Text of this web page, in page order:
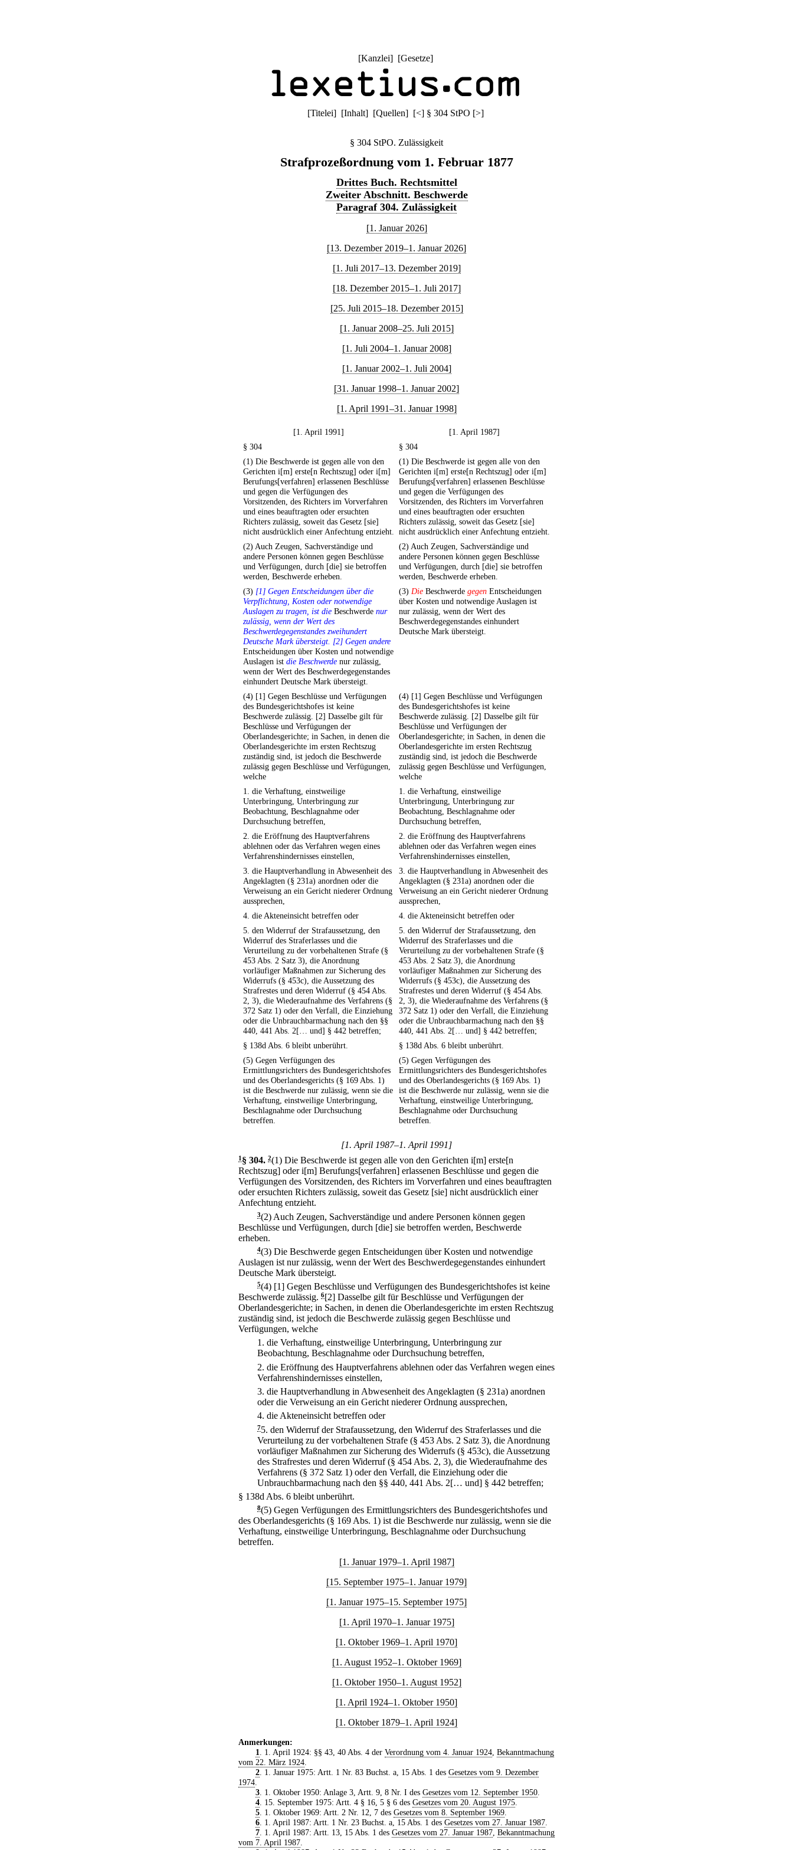
[Kanzlei] [Gesetze]
[Titelei] [Inhalt] [Quellen] [<] § 304 StPO [>]
§ 304 StPO. Zulässigkeit
Strafprozeßordnung vom 1. Februar 1877
Drittes Buch. Rechtsmittel
Zweiter Abschnitt. Beschwerde
Paragraf 304. Zulässigkeit
[1. Januar 2026]
[13. Dezember 2019–1. Januar 2026]
[1. Juli 2017–13. Dezember 2019]
[18. Dezember 2015–1. Juli 2017]
[25. Juli 2015–18. Dezember 2015]
[1. Januar 2008–25. Juli 2015]
[1. Juli 2004–1. Januar 2008]
[1. Januar 2002–1. Juli 2004]
[31. Januar 1998–1. Januar 2002]
[1. April 1991–31. Januar 1998]
[1. April 1991]
[1. April 1987]
§ 304
§ 304
(1) Die Beschwerde ist gegen alle von den
Gerichten i[m] erste[n Rechtszug] oder i[m]
Berufungs[verfahren] erlassenen Beschlüsse
und gegen die Verfügungen des
Vorsitzenden, des Richters im Vorverfahren
und eines beauftragten oder ersuchten
Richters zulässig, soweit das Gesetz [sie]
nicht ausdrücklich einer Anfechtung entzieht.
(1) Die Beschwerde ist gegen alle von den
Gerichten i[m] erste[n Rechtszug] oder i[m]
Berufungs[verfahren] erlassenen Beschlüsse
und gegen die Verfügungen des
Vorsitzenden, des Richters im Vorverfahren
und eines beauftragten oder ersuchten
Richters zulässig, soweit das Gesetz [sie]
nicht ausdrücklich einer Anfechtung entzieht.
(2) Auch Zeugen, Sachverständige und
andere Personen können gegen Beschlüsse
und Verfügungen, durch [die] sie betroffen
werden, Beschwerde erheben.
(2) Auch Zeugen, Sachverständige und
andere Personen können gegen Beschlüsse
und Verfügungen, durch [die] sie betroffen
werden, Beschwerde erheben.
(3) [1] Gegen Entscheidungen über die
Verpflichtung, Kosten oder notwendige
Auslagen zu tragen, ist die Beschwerde nur
zulässig, wenn der Wert des
Beschwerdegegenstandes zweihundert
Deutsche Mark übersteigt. [2] Gegen andere
Entscheidungen über Kosten und notwendige
Auslagen ist die Beschwerde nur zulässig,
wenn der Wert des Beschwerdegegenstandes
einhundert Deutsche Mark übersteigt.
(3) Die Beschwerde gegen Entscheidungen
über Kosten und notwendige Auslagen ist
nur zulässig, wenn der Wert des
Beschwerdegegenstandes einhundert
Deutsche Mark übersteigt.
(4) [1] Gegen Beschlüsse und Verfügungen
des Bundesgerichtshofes ist keine
Beschwerde zulässig. [2] Dasselbe gilt für
Beschlüsse und Verfügungen der
Oberlandesgerichte; in Sachen, in denen die
Oberlandesgerichte im ersten Rechtszug
zuständig sind, ist jedoch die Beschwerde
zulässig gegen Beschlüsse und Verfügungen,
welche
(4) [1] Gegen Beschlüsse und Verfügungen
des Bundesgerichtshofes ist keine
Beschwerde zulässig. [2] Dasselbe gilt für
Beschlüsse und Verfügungen der
Oberlandesgerichte; in Sachen, in denen die
Oberlandesgerichte im ersten Rechtszug
zuständig sind, ist jedoch die Beschwerde
zulässig gegen Beschlüsse und Verfügungen,
welche
1. die Verhaftung, einstweilige
Unterbringung, Unterbringung zur
Beobachtung, Beschlagnahme oder
Durchsuchung betreffen,
1. die Verhaftung, einstweilige
Unterbringung, Unterbringung zur
Beobachtung, Beschlagnahme oder
Durchsuchung betreffen,
2. die Eröffnung des Hauptverfahrens
ablehnen oder das Verfahren wegen eines
Verfahrenshindernisses einstellen,
2. die Eröffnung des Hauptverfahrens
ablehnen oder das Verfahren wegen eines
Verfahrenshindernisses einstellen,
3. die Hauptverhandlung in Abwesenheit des
Angeklagten (§ 231a) anordnen oder die
Verweisung an ein Gericht niederer Ordnung
aussprechen,
3. die Hauptverhandlung in Abwesenheit des
Angeklagten (§ 231a) anordnen oder die
Verweisung an ein Gericht niederer Ordnung
aussprechen,
4. die Akteneinsicht betreffen oder
4. die Akteneinsicht betreffen oder
5. den Widerruf der Strafaussetzung, den
Widerruf des Straferlasses und die
Verurteilung zu der vorbehaltenen Strafe (§
453 Abs. 2 Satz 3), die Anordnung
vorläufiger Maßnahmen zur Sicherung des
Widerrufs (§ 453c), die Aussetzung des
Strafrestes und deren Widerruf (§ 454 Abs.
2, 3), die Wiederaufnahme des Verfahrens (§
372 Satz 1) oder den Verfall, die Einziehung
oder die Unbrauchbarmachung nach den §§
440, 441 Abs. 2[… und] § 442 betreffen;
5. den Widerruf der Strafaussetzung, den
Widerruf des Straferlasses und die
Verurteilung zu der vorbehaltenen Strafe (§
453 Abs. 2 Satz 3), die Anordnung
vorläufiger Maßnahmen zur Sicherung des
Widerrufs (§ 453c), die Aussetzung des
Strafrestes und deren Widerruf (§ 454 Abs.
2, 3), die Wiederaufnahme des Verfahrens (§
372 Satz 1) oder den Verfall, die Einziehung
oder die Unbrauchbarmachung nach den §§
440, 441 Abs. 2[… und] § 442 betreffen;
§ 138d Abs. 6 bleibt unberührt.
§ 138d Abs. 6 bleibt unberührt.
(5) Gegen Verfügungen des
Ermittlungsrichters des Bundesgerichtshofes
und des Oberlandesgerichts (§ 169 Abs. 1)
ist die Beschwerde nur zulässig, wenn sie die
Verhaftung, einstweilige Unterbringung,
Beschlagnahme oder Durchsuchung
betreffen.
(5) Gegen Verfügungen des
Ermittlungsrichters des Bundesgerichtshofes
und des Oberlandesgerichts (§ 169 Abs. 1)
ist die Beschwerde nur zulässig, wenn sie die
Verhaftung, einstweilige Unterbringung,
Beschlagnahme oder Durchsuchung
betreffen.
[1. April 1987–1. April 1991]
1§ 304. 2(1) Die Beschwerde ist gegen alle von den Gerichten i[m] erste[n
Rechtszug] oder i[m] Berufungs[verfahren] erlassenen Beschlüsse und gegen die
Verfügungen des Vorsitzenden, des Richters im Vorverfahren und eines beauftragten
oder ersuchten Richters zulässig, soweit das Gesetz [sie] nicht ausdrücklich einer
Anfechtung entzieht.
3(2) Auch Zeugen, Sachverständige und andere Personen können gegen
Beschlüsse und Verfügungen, durch [die] sie betroffen werden, Beschwerde
erheben.
4(3) Die Beschwerde gegen Entscheidungen über Kosten und notwendige
Auslagen ist nur zulässig, wenn der Wert des Beschwerdegegenstandes einhundert
Deutsche Mark übersteigt.
5(4) [1] Gegen Beschlüsse und Verfügungen des Bundesgerichtshofes ist keine
Beschwerde zulässig. 6[2] Dasselbe gilt für Beschlüsse und Verfügungen der
Oberlandesgerichte; in Sachen, in denen die Oberlandesgerichte im ersten Rechtszug
zuständig sind, ist jedoch die Beschwerde zulässig gegen Beschlüsse und
Verfügungen, welche
1. die Verhaftung, einstweilige Unterbringung, Unterbringung zur
Beobachtung, Beschlagnahme oder Durchsuchung betreffen,
2. die Eröffnung des Hauptverfahrens ablehnen oder das Verfahren wegen eines
Verfahrenshindernisses einstellen,
3. die Hauptverhandlung in Abwesenheit des Angeklagten (§ 231a) anordnen
oder die Verweisung an ein Gericht niederer Ordnung aussprechen,
4. die Akteneinsicht betreffen oder
75. den Widerruf der Strafaussetzung, den Widerruf des Straferlasses und die
Verurteilung zu der vorbehaltenen Strafe (§ 453 Abs. 2 Satz 3), die Anordnung
vorläufiger Maßnahmen zur Sicherung des Widerrufs (§ 453c), die Aussetzung
des Strafrestes und deren Widerruf (§ 454 Abs. 2, 3), die Wiederaufnahme des
Verfahrens (§ 372 Satz 1) oder den Verfall, die Einziehung oder die
Unbrauchbarmachung nach den §§ 440, 441 Abs. 2[… und] § 442 betreffen;
§ 138d Abs. 6 bleibt unberührt.
8(5) Gegen Verfügungen des Ermittlungsrichters des Bundesgerichtshofes und
des Oberlandesgerichts (§ 169 Abs. 1) ist die Beschwerde nur zulässig, wenn sie die
Verhaftung, einstweilige Unterbringung, Beschlagnahme oder Durchsuchung
betreffen.
[1. Januar 1979–1. April 1987]
[15. September 1975–1. Januar 1979]
[1. Januar 1975–15. September 1975]
[1. April 1970–1. Januar 1975]
[1. Oktober 1969–1. April 1970]
[1. August 1952–1. Oktober 1969]
[1. Oktober 1950–1. August 1952]
[1. April 1924–1. Oktober 1950]
[1. Oktober 1879–1. April 1924]
Anmerkungen:
1
. 1. April 1924: §§ 43, 40 Abs. 4 der Verordnung vom 4. Januar 1924, Bekanntmachung
vom 22. März 1924
2. 1. Januar 1975: Artt. 1 Nr. 83 Buchst. a, 15 Abs. 1 des Gesetzes vom 9. Dezember
1974
3. 1. Oktober 1950: Anlage 3, Artt. 9, 8 Nr. I des Gesetzes vom 12. September 1950.
4. 15. September 1975: Artt. 4 § 16, 5 § 6 des Gesetzes vom 20. August 1975.
5. 1. Oktober 1969: Artt. 2 Nr. 12, 7 des Gesetzes vom 8. September 1969.
6. 1. April 1987: Artt. 1 Nr. 23 Buchst. a, 15 Abs. 1 des Gesetzes vom 27. Januar 1987.
7. 1. April 1987: Artt. 13, 15 Abs. 1 des Gesetzes vom 27. Januar 1987, Bekanntmachung
vom 7. April 1987